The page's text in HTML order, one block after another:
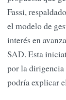
Fassi,
el modelo de
interés en
SAD. Esta
por la dirigencia
podría explicar